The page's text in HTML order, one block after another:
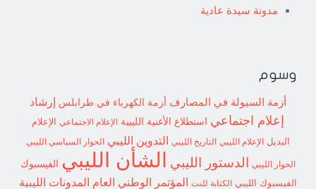
مدونة سيدة عادية
وسوم
أزمة السيولة في المصارف أزمة الكهرباء في طرابلس إرشاد
إعلام اجتماعي استطلاع الأغنية الليبية الإعلام الاجتماعي
الإعلام
البديل الإعلام الليبي التاريخ الليبي التدوين الليبي الحوار السياسي الليبي
الحوار الليبي الدستور الليبي الشأن الليبي الفيسبوك
الفيسبوك الليبي الكتابة للنت المؤتمر الوطني العام المدونات الليبية